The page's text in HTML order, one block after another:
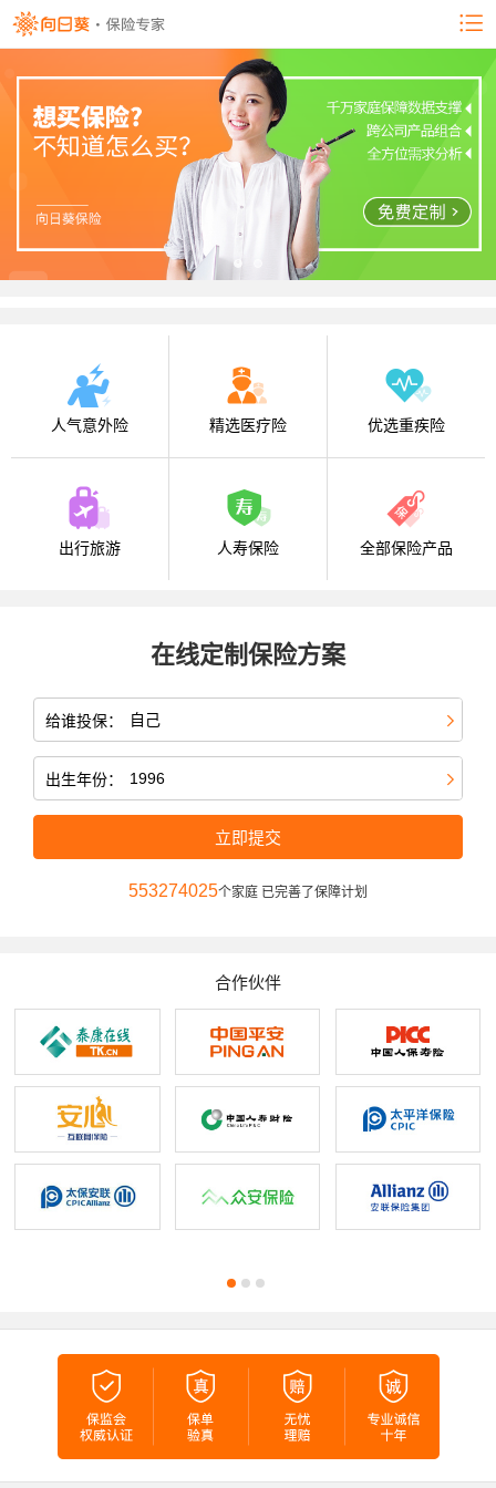
人气意外险 精选医疗险 优选重疾险
出行旅游 人寿保险 全部保险产品
在线定制保险方案
给谁投保：
出生年份：
立即提交
553274025个家庭 已完善了保障计划
合作伙伴